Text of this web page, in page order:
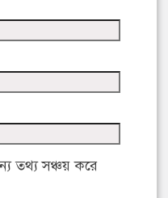
তথ্য সঞ্চয় করে